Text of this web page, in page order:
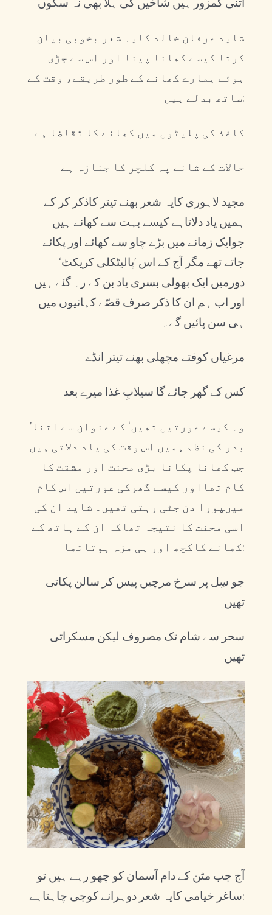
شاید عرفان خالد کایہ شعر بخوبی بیان
کرتا کیسے کھانا پینا اور اس سے جڑی
ہوئے ہمارے کھانے کے طور طریقے، وقت کے
ساتھ بدلے ہیں:
کاغذ کی پلیٹوں میں کھانے کا تقاضا ہے
حالات کے شانے پہ کلچر کا جنازہ ہے
مجید لاہوری کایہ شعر بھنے تیتر کاذکر کر کے
ہمیں یاد دلاتاہے کیسے بہت سے کھانے ہیں
جوایک زمانے میں بڑے چاو سے کھائے اور پکائے
جاتے تھے مگر آج کے اس ’پالیٹکلی کریکٹ‘
دورمیں ایک بھولی بسری یاد بن کے رہ گئے ہیں
اور اب ہم ان کا ذکر صرف قصّے کہانیوں میں
ہی سن پائیں گے۔
مرغیاں کوفتے مچھلی بھنے تیتر انڈے
کس کے گھر جائے گا سیلابِ غذا میرے بعد
’وہ کیسے عورتیں تھیں‘ کے عنوان سے اثنا
بدر کی نظم ہمیں اس وقت کی یاد دلاتی ہیں
جب کھانا پکانا بڑی محنت اور مشقت کا
کام تھااور کیسے گھرکی عورتیں اس کام
میںپورا دن جٹی رہتی تھیں۔ شاید ان کی
اسی محنت کا نتیجہ تھاکہ ان کے ہاتھ کے
کھانے کاکچھ اور ہی مزہ ہوتاتھا:
جو سِل پر سرخ مرچیں پیس کر سالن پکاتی
تھیں
سحر سے شام تک مصروف لیکن مسکراتی
تھیں
آج جب مٹن کے دام آسمان کو چھو رہے ہیں تو
ساغر خیامی کایہ شعر دوہرانے کوجی چاہتاہے: